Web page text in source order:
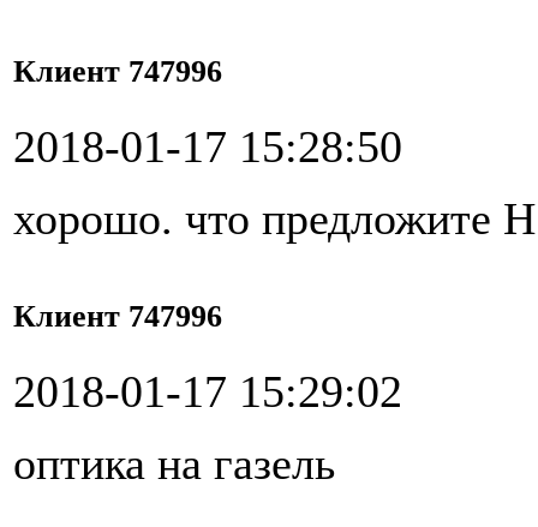
Клиент 747996
2018-01-17 15:28:50
хорошо. что предложите
Клиент 747996
2018-01-17 15:29:02
оптика на газель